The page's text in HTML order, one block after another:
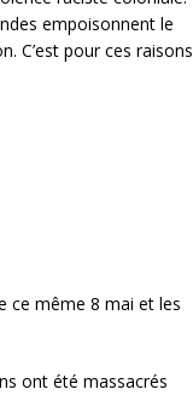
empoisonnent le
C’est pour ces raisons
ce même 8 mai et les
ont été massacrés